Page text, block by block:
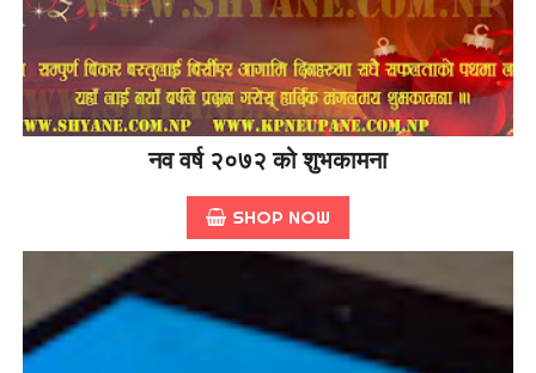
नव वर्ष २०७२ को शुभकामना
SHOP NOW